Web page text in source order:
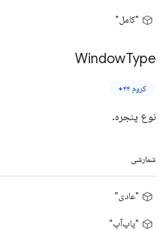
"کامل"
WindowType
کروم ۴۴+
نوع پنجره.
شمارشی
"عادی"
"پاپ‌آپ"